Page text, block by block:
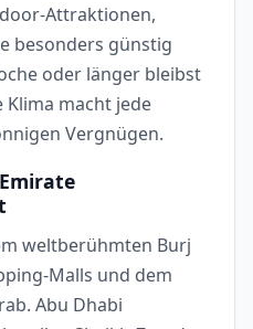
Attraktionen,
besonders günstig
oder länger bleibst
Klima macht jede
Vergnügen.
weltberühmten Burj
Malls und dem
Abu Dhabi